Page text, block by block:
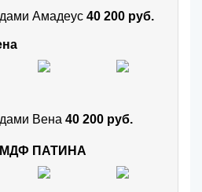
Амадеус 40 200 руб.
Вена 40 200 руб.
МДФ ПАТИНА